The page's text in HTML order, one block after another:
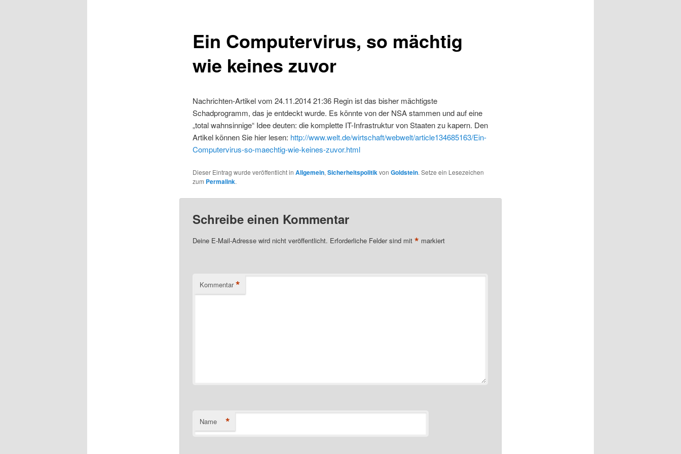
Ein Computervirus, so mächtig
wie keines zuvor
Nachrichten-Artikel vom 24.11.2014 21:36 Regin ist das bisher mächtigste
Schadprogramm, das je entdeckt wurde. Es könnte von der NSA stammen und auf eine
„total wahnsinnige“ Idee deuten: die komplette IT-Infrastruktur von Staaten zu kapern. Den
Artikel können Sie hier lesen: http://www.welt.de/wirtschaft/webwelt/article134685163/Ein-
Computervirus-so-maechtig-wie-keines-zuvor.html
Dieser Eintrag wurde veröffentlicht in Allgemein, Sicherheitspolitikvon Goldstein. Setze ein Lesezeichen
zum Permalink.
Schreibe einen Kommentar
Deine E-Mail-Adresse wird nicht veröffentlicht. Erforderliche Felder sind mit * markiert
Kommentar *
Name *